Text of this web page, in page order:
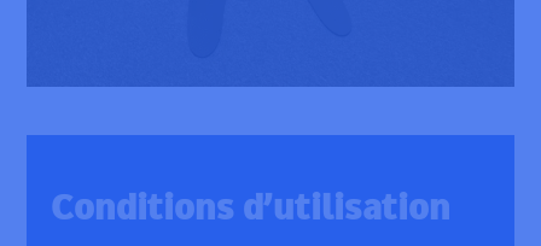
Conditions d’utilisation